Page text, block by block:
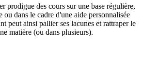
prodigue des cours sur une base régulière,
ou dans le cadre d'une aide personnalisée
peut ainsi pallier ses lacunes et rattraper le
matière (ou dans plusieurs).